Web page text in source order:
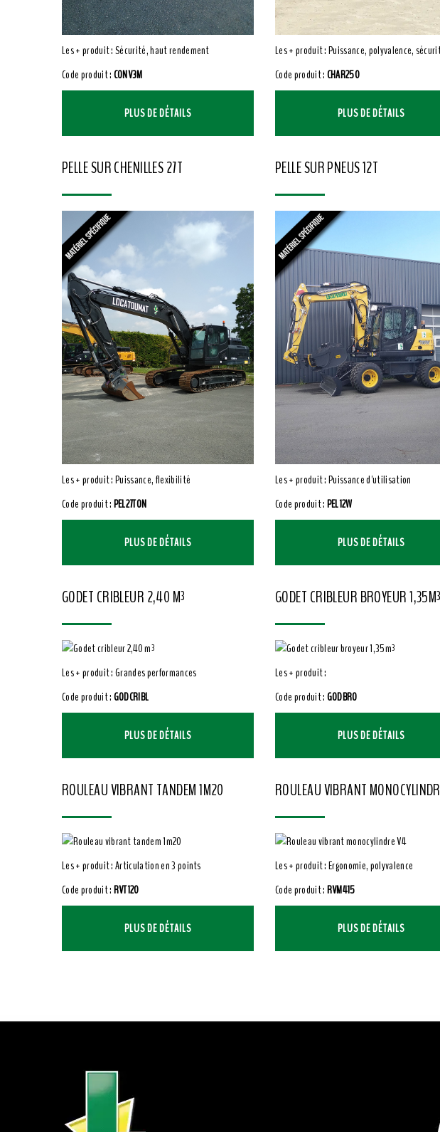
Les + produit : Sécurité, haut rendement
Code produit :CONV3M
PLUS DE DÉTAILS
Les + produit : Puissance, polyvalence,
Code produit :CHAR250
PLUS DE DÉTAILS
PELLE SUR CHENILLES 27T
Les + produit : Puissance, flexibilité
Code produit :PEL27TON
PLUS DE DÉTAILS
PELLE SUR PNEUS 12T
Les + produit : Puissance d'utilisation
Code produit :PEL12W
PLUS DE DÉTAILS
GODET CRIBLEUR 2,40 M³
Les + produit : Grandes performances
Code produit :GODCRIBL
PLUS DE DÉTAILS
GODET CRIBLEUR BROYEUR 1,35M³
Les + produit :
Code produit :GODBRO
PLUS DE DÉTAILS
ROULEAU VIBRANT TANDEM 1M20
Les + produit : Articulation en 3 points
Code produit :RVT120
PLUS DE DÉTAILS
ROULEAU VIBRANT
Les + produit : Ergonomie, polyvalence
Code produit :RVM415
PLUS DE DÉTAILS